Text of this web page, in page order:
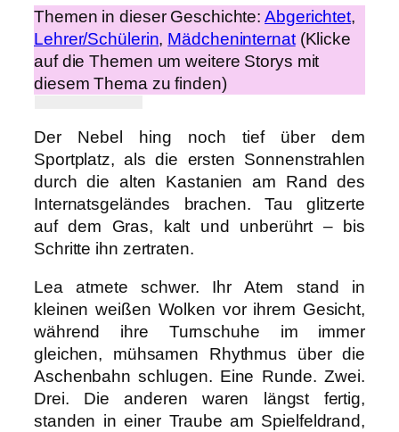
Themen in dieser Geschichte:Abgerichtet
Lehrer/Schülerin, Mädcheninternat(Klicke
auf die Themen um weitere Storys mit
diesem Thema zu finden)
Der Nebel hing noch tief über dem
Sportplatz, als die ersten Sonnenstrahlen
durch die alten Kastanien am Rand des
Internatsgeländes brachen. Tau glitzerte
auf dem Gras, kalt und unberührt – bis
Schritte ihn zertraten.
Lea atmete schwer. Ihr Atem stand in
kleinen weißen Wolken vor ihrem Gesicht,
während ihre Turnschuhe im immer
gleichen, mühsamen Rhythmus über die
Aschenbahn schlugen. Eine Runde. Zwei.
Drei. Die anderen waren längst fertig,
standen in einer Traube am Spielfeldrand,